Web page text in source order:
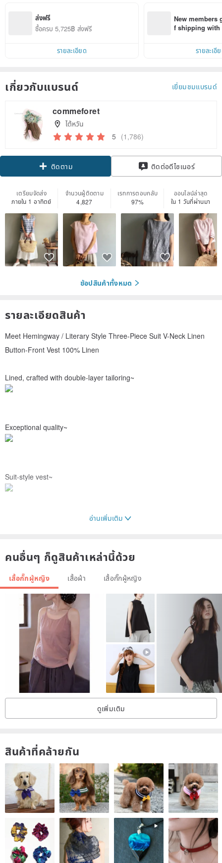
ส่งฟรี
ซื้อครบ 5,725฿ ส่งฟรี
รายละเอียด
New members
f shipping
within 7 days!
รายละเอี
เกี่ยวกับแบรนด์ เยี่ยมชมแบรนด์
commeforet
ไต้หวัน
5 (1,786)
ติดตาม ติดต่อดีไซเนอร์
เตรียมจัดส่ง
ภายใน 1 อาทิตย์
จำนวนผู้ติดตาม
4,827
เรทการตอบกลับ
97%
ออนไลน์ล่าสุด
ใน 1 วันที่ผ่านมา
ช้อปสินค้าทั้งหมด
รายละเอียดสินค้า
Meet Hemingway / Literary Style Three-Piece Suit V-Neck Linen
Button-Front Vest 100% Linen
Lined, crafted with double-layer tailoring~
Exceptional quality~
Suit-style vest~
Both the outer fabric and lining are exceptionally breathable and
【Material】: 100% Linen (Natural Linen)
【Lining】: Yes / Similar color cotton-linen blend
【Elasticity】: None
【Pockets】: Yes x2
อ่านเพิ่มเติม
คนอื่นๆ ก็ดูสินค้าเหล่านี้ด้วย
เสื้อกั๊กผู้หญิง เสื้อผ้า เสื้อกั๊กผู้หญิง
ดูเพิ่มเติม
สินค้าที่คล้ายกัน